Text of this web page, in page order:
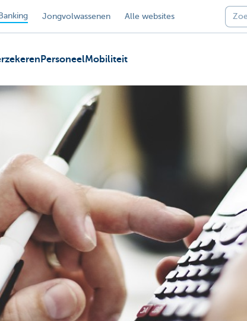
Jongvolwassenen Alle websites
PersoneelMobiliteit